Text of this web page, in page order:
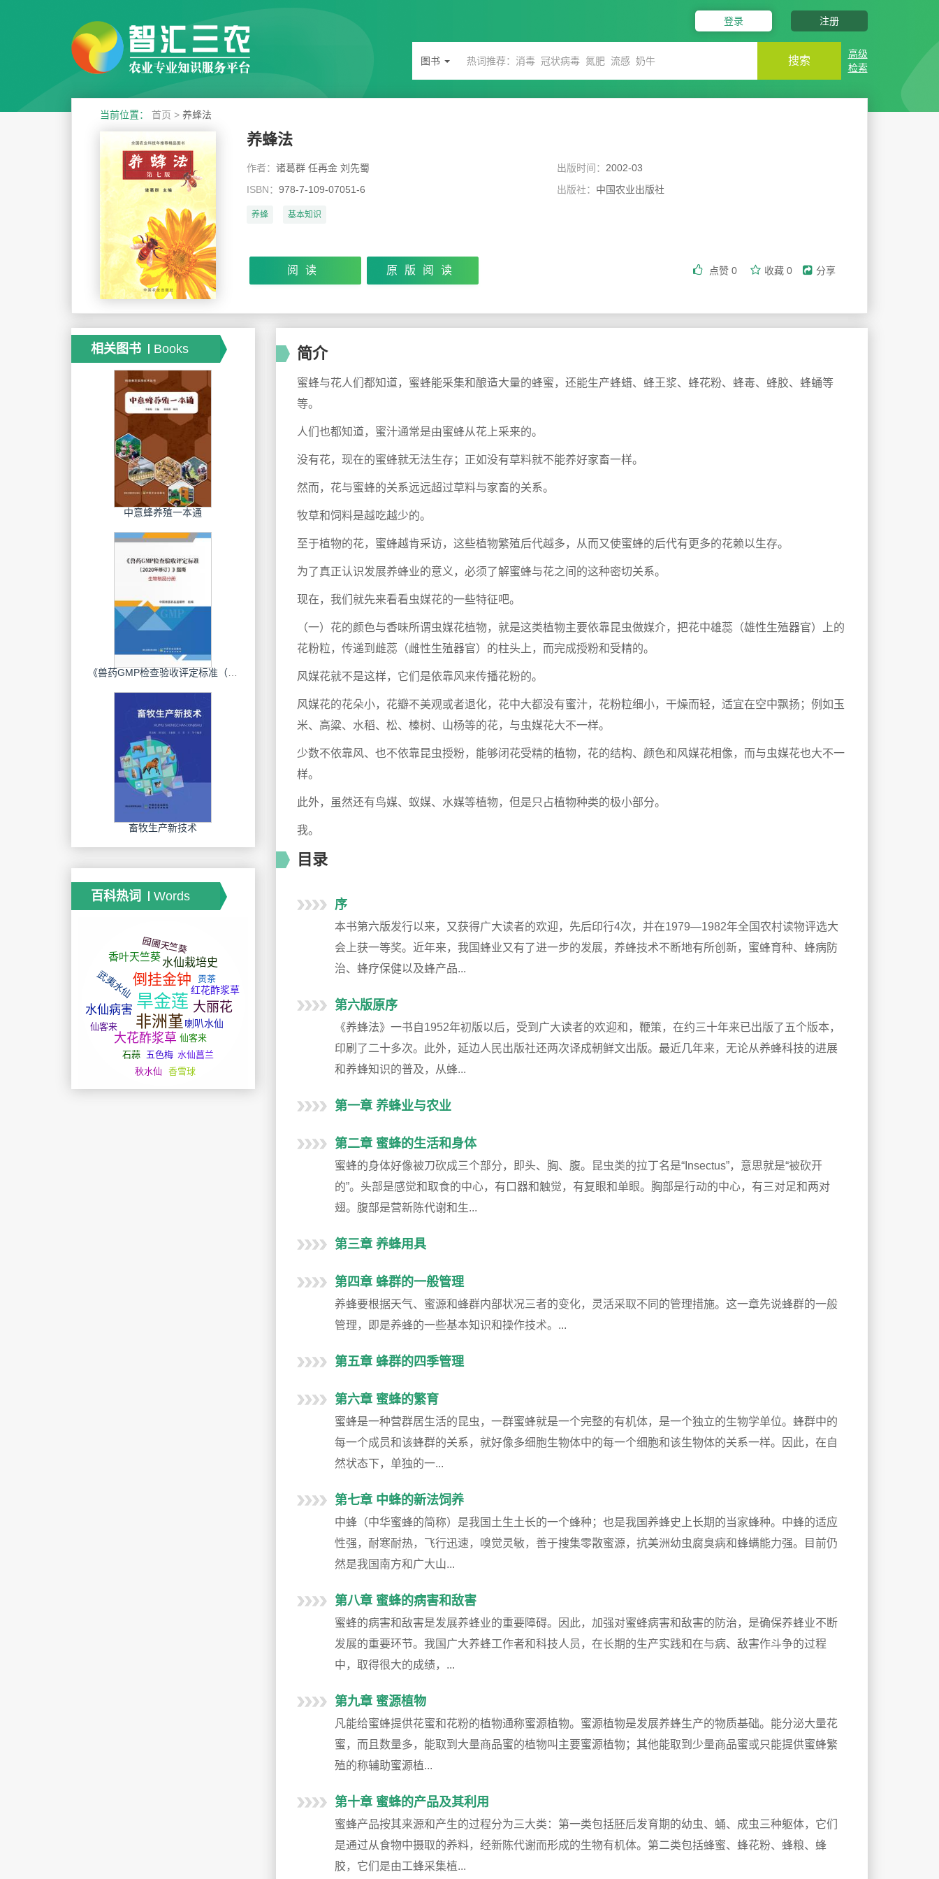
登录 注册
图书 搜索
高级
检索
当前位置： 首页 > 养蜂法
养蜂法
作者： 诸葛群 任再金 刘先蜀 出版时间： 2002-03
ISBN： 978-7-109-07051-6 出版社： 中国农业出版社
养蜂 基本知识
点赞 0 收藏 0 分享
阅读 原版阅读
简介
蜜蜂与花人们都知道，蜜蜂能采集和酿造大量的蜂蜜，还能生产蜂蜡、蜂王浆、蜂花粉、蜂毒、蜂胶、蜂蛹等
等。
人们也都知道，蜜汁通常是由蜜蜂从花上采来的。
没有花，现在的蜜蜂就无法生存；正如没有草料就不能养好家畜一样。
然而，花与蜜蜂的关系远远超过草料与家畜的关系。
牧草和饲料是越吃越少的。
至于植物的花，蜜蜂越肯采访，这些植物繁殖后代越多，从而又使蜜蜂的后代有更多的花赖以生存。
为了真正认识发展养蜂业的意义，必须了解蜜蜂与花之间的这种密切关系。
现在，我们就先来看看虫媒花的一些特征吧。
（一）花的颜色与香味所谓虫媒花植物，就是这类植物主要依靠昆虫做媒介，把花中雄蕊（雄性生殖器官）上的
花粉粒，传递到雌蕊（雌性生殖器官）的柱头上，而完成授粉和受精的。
风媒花就不是这样，它们是依靠风来传播花粉的。
风媒花的花朵小，花瓣不美观或者退化，花中大都没有蜜汁，花粉粒细小，干燥而轻，适宜在空中飘扬；例如玉
米、高粱、水稻、松、榛树、山杨等的花，与虫媒花大不一样。
少数不依靠风、也不依靠昆虫授粉，能够闭花受精的植物，花的结构、颜色和风媒花相像，而与虫媒花也大不一
样。
此外，虽然还有鸟媒、蚁媒、水媒等植物，但是只占植物种类的极小部分。
我。
目录
序
本书第六版发行以来，又获得广大读者的欢迎，先后印行4次，并在1979—1982年全国农村读物评选大
会上获一等奖。近年来，我国蜂业又有了进一步的发展，养蜂技术不断地有所创新，蜜蜂育种、蜂病防
治、蜂疗保健以及蜂产品...
第六版原序
《养蜂法》一书自1952年初版以后，受到广大读者的欢迎和，鞭策，在约三十年来已出版了五个版本，
印刷了二十多次。此外，延边人民出版社还两次译成朝鲜文出版。最近几年来，无论从养蜂科技的进展
和养蜂知识的普及，从蜂...
第一章 养蜂业与农业
第二章 蜜蜂的生活和身体
蜜蜂的身体好像被刀砍成三个部分，即头、胸、腹。昆虫类的拉丁名是“Insectus”，意思就是“被砍开
的”。头部是感觉和取食的中心，有口器和触觉，有复眼和单眼。胸部是行动的中心，有三对足和两对
翅。腹部是营新陈代谢和生...
第三章 养蜂用具
第四章 蜂群的一般管理
养蜂要根据天气、蜜源和蜂群内部状况三者的变化，灵活采取不同的管理措施。这一章先说蜂群的一般
管理，即是养蜂的一些基本知识和操作技术。...
第五章 蜂群的四季管理
第六章 蜜蜂的繁育
蜜蜂是一种营群居生活的昆虫，一群蜜蜂就是一个完整的有机体，是一个独立的生物学单位。蜂群中的
每一个成员和该蜂群的关系，就好像多细胞生物体中的每一个细胞和该生物体的关系一样。因此，在自
然状态下，单独的一...
第七章 中蜂的新法饲养
中蜂（中华蜜蜂的简称）是我国土生土长的一个蜂种；也是我国养蜂史上长期的当家蜂种。中蜂的适应
性强，耐寒耐热，飞行迅速，嗅觉灵敏，善于搜集零散蜜源，抗美洲幼虫腐臭病和蜂螨能力强。目前仍
然是我国南方和广大山...
第八章 蜜蜂的病害和敌害
蜜蜂的病害和敌害是发展养蜂业的重要障碍。因此，加强对蜜蜂病害和敌害的防治，是确保养蜂业不断
发展的重要环节。我国广大养蜂工作者和科技人员，在长期的生产实践和在与病、敌害作斗争的过程
中，取得很大的成绩，...
第九章 蜜源植物
凡能给蜜蜂提供花蜜和花粉的植物通称蜜源植物。蜜源植物是发展养蜂生产的物质基础。能分泌大量花
蜜，而且数量多，能取到大量商品蜜的植物叫主要蜜源植物；其他能取到少量商品蜜或只能提供蜜蜂繁
殖的称辅助蜜源植...
第十章 蜜蜂的产品及其利用
蜜蜂产品按其来源和产生的过程分为三大类：第一类包括胚后发育期的幼虫、蛹、成虫三种躯体，它们
是通过从食物中摄取的养料，经新陈代谢而形成的生物有机体。第二类包括蜂蜜、蜂花粉、蜂粮、蜂
胶，它们是由工蜂采集植...
相关图书 Books
中意蜂养殖一本通
《兽药GMP检查验收评定标准（2020年修订）》指南．生物制品分册
畜牧生产新技术
百科热词 Words